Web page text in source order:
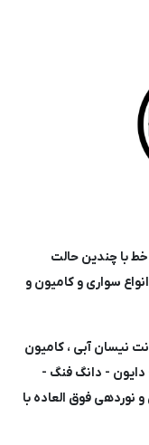
با چندین حالت
سواری و کامیون و
نیسان آبی ، کامیون
دایون - دانگ فنگ -
نوردهی فوق العاده با